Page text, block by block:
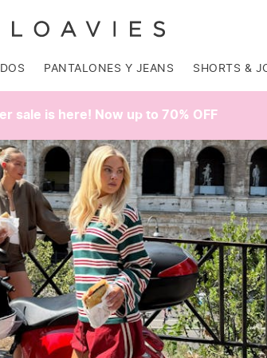
PANTALONES Y JEANS SHORTS &
sale is here! Now up to 70% OFF